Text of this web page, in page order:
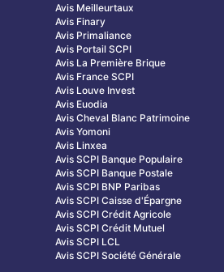
Avis Meilleurtaux
Avis Finary
Avis Primaliance
Avis Portail SCPI
Avis La Première Brique
Avis France SCPI
Avis Louve Invest
Avis Euodia
Avis Cheval Blanc Patrimoine
Avis Yomoni
Avis Linxea
Avis SCPI Banque Populaire
Avis SCPI Banque Postale
Avis SCPI BNP Paribas
Avis SCPI Caisse d'Épargne
Avis SCPI Crédit Agricole
Avis SCPI Crédit Mutuel
Avis SCPI LCL
Avis SCPI Société Générale